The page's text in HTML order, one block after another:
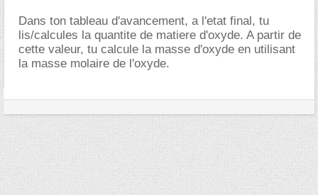
Dans ton tableau d'avancement, a l'etat final, tu
lis/calcules la quantite de matiere d'oxyde. A partir de
cette valeur, tu calcule la masse d'oxyde en utilisant
la masse molaire de l'oxyde.